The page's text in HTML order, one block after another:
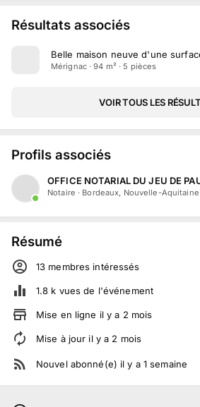
Résultats associés
Belle maison neuve d'une
Mérignac · 94 m² · 5 pièces
VOIR TOUS LES
Profils associés
OFFICE NOTARIAL DU JEU DE
Notaire · Bordeaux, Nouvelle-Aquitaine
Résumé
13 membres intéressés
1.8 k vues de l'événement
Mise en ligne il y a 2 mois
Mise à jour il y a 2 mois
Nouvel abonné(e) il y a 1 semaine